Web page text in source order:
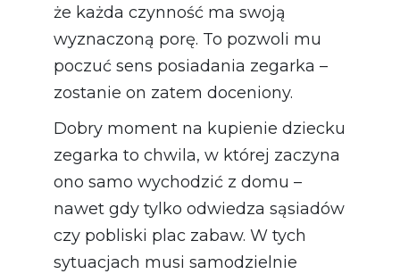
że każda czynność ma swoją
wyznaczoną porę. To pozwoli mu
poczuć sens posiadania zegarka –
zostanie on zatem doceniony.
Dobry moment na kupienie dziecku
zegarka to chwila, w której zaczyna
ono samo wychodzić z domu –
nawet gdy tylko odwiedza sąsiadów
czy pobliski plac zabaw. W tych
sytuacjach musi samodzielnie